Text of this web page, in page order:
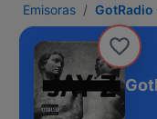
Emisoras GotRadio